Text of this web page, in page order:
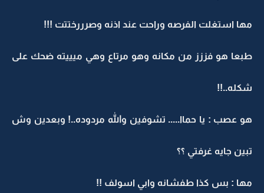
مها استغلت الفرصه وراحت عند اذنه وصرررختتت !!!
طبعا هو فززز من مكانه وهو مرتاع وهي ميييته ضحك على
شكله..!!
هو عصب : يا حماا..... تشوفين والله مردوده..! وبعدين وش
تبين جايه غرفتي ؟؟
مها : بس كذا طفشانه وابي اسولف !!